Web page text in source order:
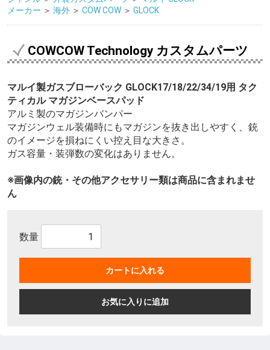
メーカー ＞ 海外 ＞ COW COW ＞ GLOCK
COWCOW Technology カスタムパーツ
マルイ製ガスブローバック GLOCK17/18/22/34/19用 タク
ティカル マガジンベースパッド
アルミ製のマガジンバンパー
マガジンウェル装備時にもマガジンを抜き出しやすく、銃
のイメージを損ねにくい控え目な大きさ。
ガス容量・装弾数の変化はありません。
※画像内の銃・その他アクセサリー類は商品に含まれませ
ん
数量
カートに入れる
お気に入りに追加